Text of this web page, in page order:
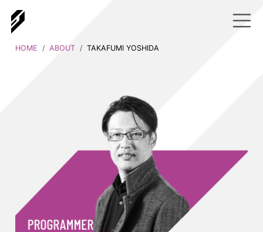
HOME ABOUT TAKAFUMI YOSHIDA